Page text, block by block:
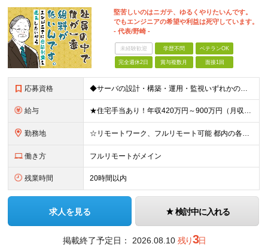
堅苦しいのはニガテ、ゆるくやりたいんです。
でもエンジニアの希望や利益は死守しています。
- 代表/野崎 -
未経験歓迎 学歴不問 ベテランOK
完全週休2日 賞与複数月 面接1回
応募資格 ◆サーバの設計・構築・運用・監視いずれかの経験 ※「今は運用メインだけど上流工程を手がけたい」という方も案件を調整します！ ※開発エンジニアからのキャリアチェンジを目指して勉強中の方も歓迎です！ ※学
給与 ★住宅手当あり！年収420万円～900万円（月収28万～60万円） ★当社への転職者全員が、前職と比べて年収アップを実現しています！ ■実務経験5年以上 ＜年収600万円～（月収39.5万円～）※各
勤務地 ☆リモートワーク、フルリモート可能 都内の各プロジェクト先にてご勤務いただきます。 勤務地は、希望を考慮して決定いたします。 ※会社都合による転勤はありません ※変更の範囲：上記を除く当社関連勤務
働き方 フルリモートがメイン
残業時間 20時間以内
求人を見る 検討中に入れる
掲載終了予定日： 2026.08.10 残り3日